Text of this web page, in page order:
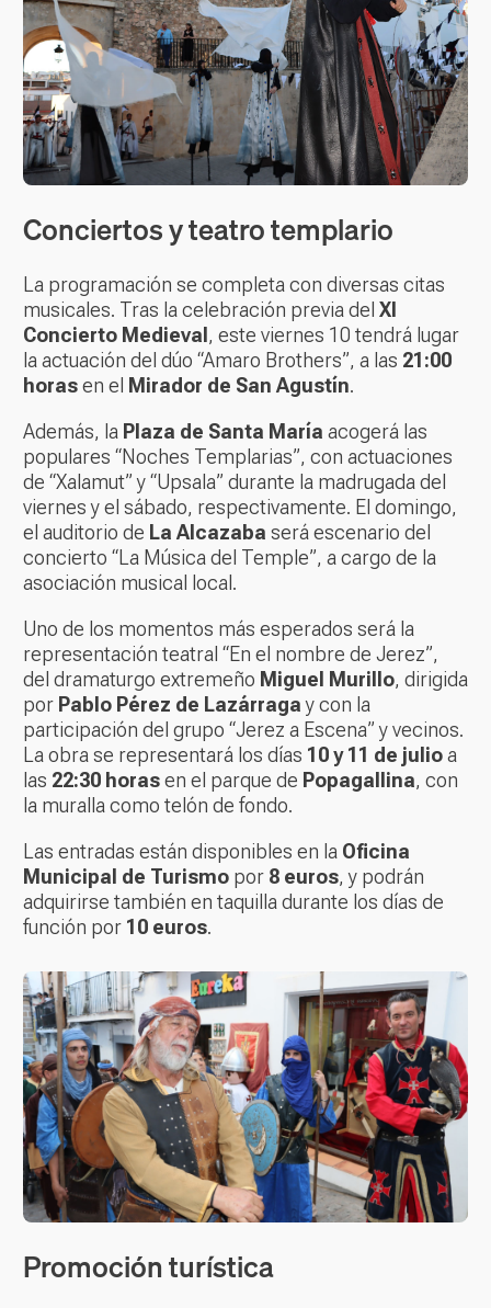
Conciertos y teatro templario
La programación se completa con diversas citas
musicales. Tras la celebración previa del XI
Concierto Medieval , este viernes 10 tendrá lugar
la actuación del dúo “Amaro Brothers”, a las 21:00
horasen el Mirador de San Agustín.
Además, la Plaza de Santa María acogerá las
populares “Noches Templarias”, con actuaciones
de “Xalamut” y “Upsala” durante la madrugada del
viernes y el sábado, respectivamente. El domingo,
el auditorio de La Alcazaba será escenario del
concierto “La Música del Temple”, a cargo de la
asociación musical local.
Uno de los momentos más esperados será la
representación teatral “En el nombre de Jerez”,
del dramaturgo extremeño Miguel Murillo, dirigida
por Pablo Pérez de Lazárragay con la
participación del grupo “Jerez a Escena” y vecinos.
La obra se representará los días 10 y 11 de julioa
las 22:30 horasen el parque de Popagallina, con
la muralla como telón de fondo.
Las entradas están disponibles en la Oficina
Municipal de Turismo por 8 euros, y podrán
adquirirse también en taquilla durante los días de
función por 10 euros.
Promoción turística